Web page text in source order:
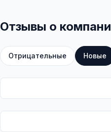
Отзывы о
Отрицательные Новые